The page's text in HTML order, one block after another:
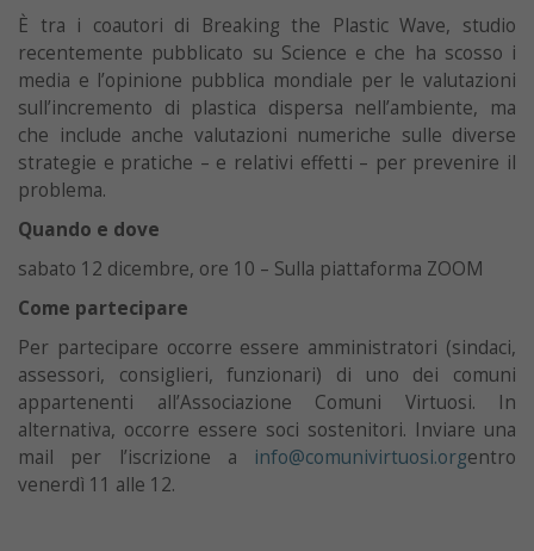
È tra i coautori di Breaking the Plastic Wave, studio
recentemente pubblicato su Science e che ha scosso i
media e l’opinione pubblica mondiale per le valutazioni
sull’incremento di plastica dispersa nell’ambiente, ma
che include anche valutazioni numeriche sulle diverse
strategie e pratiche – e relativi effetti – per prevenire il
problema.
Quando e dove
sabato 12 dicembre, ore 10 – Sulla piattaforma ZOOM
Come partecipare
Per partecipare occorre essere amministratori (sindaci,
assessori, consiglieri, funzionari) di uno dei comuni
appartenenti all’Associazione Comuni Virtuosi. In
alternativa, occorre essere soci sostenitori. Inviare una
mail per l’iscrizione a info@comunivirtuosi.orgentro
venerdì 11 alle 12.